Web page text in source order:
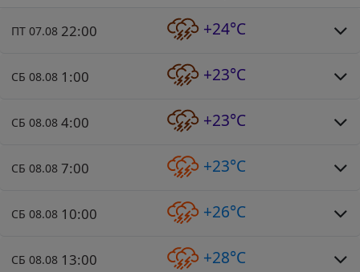
ПТ 07.08 22:00 +24°C
СБ 08.08 1:00 +23°C
СБ 08.08 4:00 +23°C
СБ 08.08 7:00 +23°C
СБ 08.08 10:00 +26°C
СБ 08.08 13:00 +28°C